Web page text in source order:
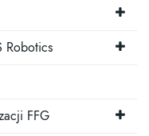
Robotics
FFG